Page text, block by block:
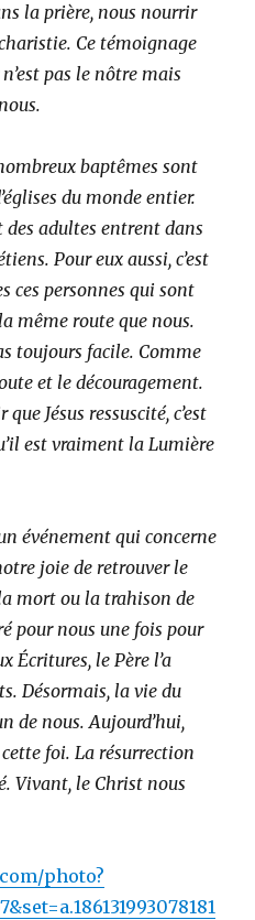
la prière, nous nourrir
Ce témoignage
pas le nôtre mais
baptêmes sont
du monde entier.
des adultes entrent dans
Pour eux aussi, c’est
ces personnes qui sont
même route que nous.
toujours facile. Comme
et le découragement.
Jésus ressuscité, c’est
est vraiment la Lumière
événement qui concerne
joie de retrouver le
mort ou la trahison de
pour nous une fois pour
Écritures, le Père l’a
Désormais, la vie du
de nous. Aujourd’hui,
foi. La résurrection
Vivant, le Christ nous
photo?